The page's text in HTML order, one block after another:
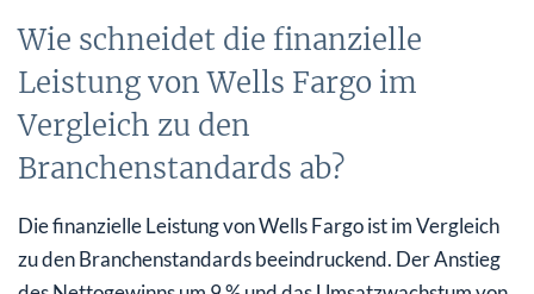
Wie schneidet die finanzielle
Leistung von Wells Fargo im
Vergleich zu den
Branchenstandards ab?
Die finanzielle Leistung von Wells Fargo ist im Vergleich
zu den Branchenstandards beeindruckend. Der Anstieg